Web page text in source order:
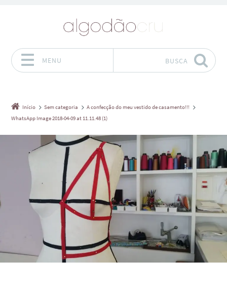
MENU BUSCA
Início Sem categoria
A confecção do meu vestido de casamento!!!
WhatsApp Image 2018-04-09 at 11.11.48 (1)